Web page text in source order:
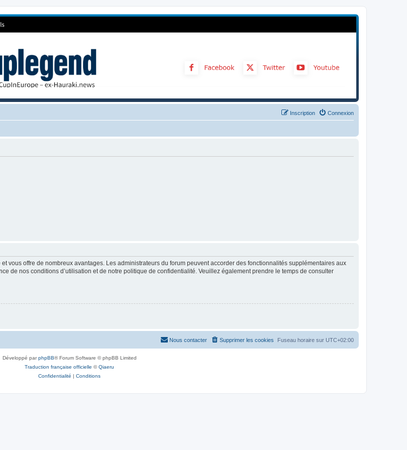
Connexion
Inscription
vous offre de nombreux avantages. Les administrateurs du forum peuvent accorder des fonctionnalités supplémentaires aux
de nos conditions d’utilisation et de notre politique de confidentialité. Veuillez également prendre le temps de consulter
Fuseau horaire sur UTC+02:00
Supprimer les cookies
Nous contacter
Développé parphpBB® Forum Software © phpBB Limited
Traduction française officielle ©Qiaeru
Confidentialité | Conditions